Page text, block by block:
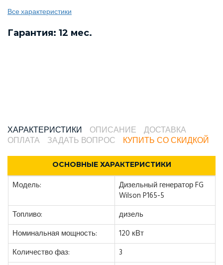
Все характеристики
Гарантия: 12 мес.
ХАРАКТЕРИСТИКИ ОПИСАНИЕ
ДОСТАВКА
ОПЛАТА
ЗАДАТЬ ВОПРОС КУПИТЬ СО СКИДКОЙ
ОСНОВНЫЕ ХАРАКТЕРИСТИКИ
Модель:
Дизельный генератор FG
Wilson P165-5
Топливо:
дизель
Номинальная мощность:
120 кВт
Количество фаз:
3